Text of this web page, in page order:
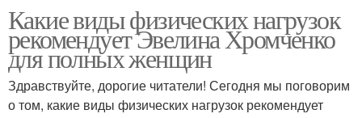
Какие виды физических нагрузок
рекомендует Эвелина Хромченко
для полных женщин
Здравствуйте, дорогие читатели! Сегодня мы поговорим
о том, какие виды физических нагрузок рекомендует